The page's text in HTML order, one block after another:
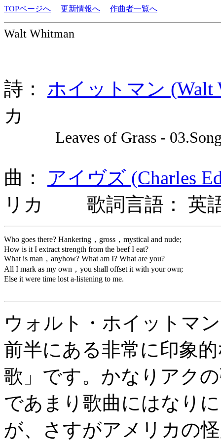
TOPページへ 更新情報へ 作曲者一覧へ
Walt Whitman
詩： ホイットマン (Walt
カ
Leaves of Grass - 03.Song
曲： アイヴズ (Charles
リカ 歌詞言語： 英
Who goes there? Hankering，gross，mystical and nude;
How is it I extract strength from the beef I eat?
What is man，anyhow? What am I? What are you?
All I mark as my own，you shall offset it with your own;
Else it were time lost a-listening to me.
ウォルト・ホイットマ
前半にある非常に印象
歌」です。かなりアク
であまり歌曲にはなり
が、さすがアメリカの